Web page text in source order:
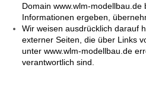
Domain www.wlm-modellbau.de
Informationen ergeben,
Wir weisen ausdrücklich darauf
externer Seiten, die über Links
unter www.wlm-modellbau.de
verantwortlich sind.